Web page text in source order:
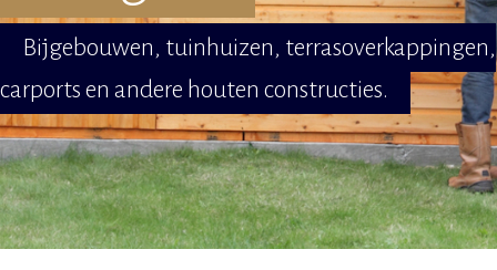
Bijgebouwen, tuinhuizen, terrasoverkappingen,
carports en andere houten constructies.